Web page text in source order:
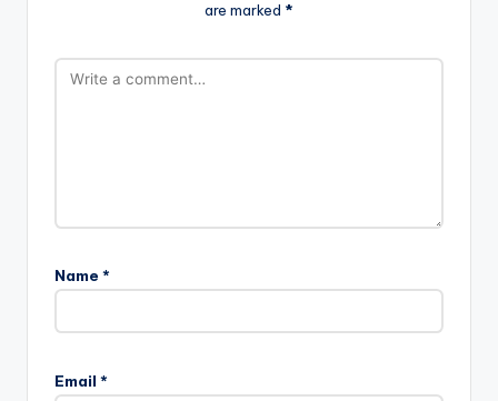
are marked *
Name *
Email *